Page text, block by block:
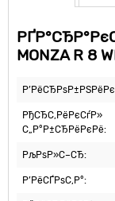
MONZA R 8
РђСЂС‚РёРєСѓР»
С„Р°Р±СЂРёРєРё:
РљРѕР»С–СЂ:
Р’РёСЃРѕС‚Р°: